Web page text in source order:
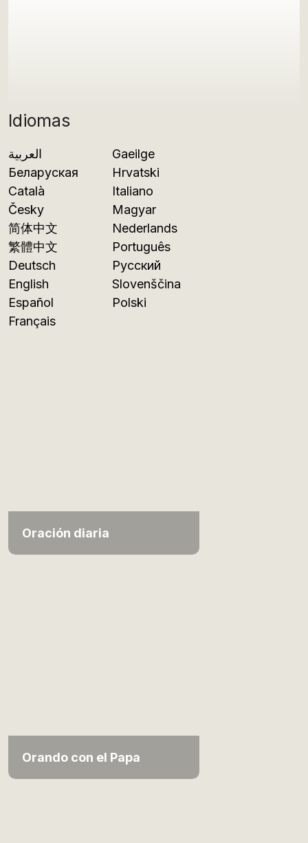
Idiomas
العربية
Беларуская
Català
Česky
简体中文
繁體中文
Deutsch
English
Español
Français
Gaeilge
Hrvatski
Italiano
Magyar
Nederlands
Português
Русский
Slovenščina
Polski
Oración diaria
Orando con el Papa